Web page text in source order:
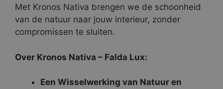
Met Kronos Nativa brengen we de schoonheid
van de natuur naar jouw interieur, zonder
compromissen te sluiten.
Over Kronos Nativa – Falda Lux:
Een Wisselwerking van Natuur en